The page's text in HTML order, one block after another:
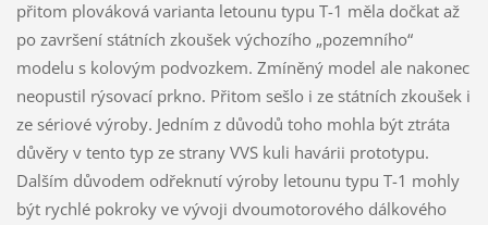
přitom plováková varianta letounu typu T-1 měla dočkat až
po završení státních zkoušek výchozího „pozemního“
modelu s kolovým podvozkem. Zmíněný model ale nakonec
neopustil rýsovací prkno. Přitom sešlo i ze státních zkoušek i
ze sériové výroby. Jedním z důvodů toho mohla být ztráta
důvěry v tento typ ze strany VVS kuli havárii prototypu.
Dalším důvodem odřeknutí výroby letounu typu T-1 mohly
být rychlé pokroky ve vývoji dvoumotorového dálkového